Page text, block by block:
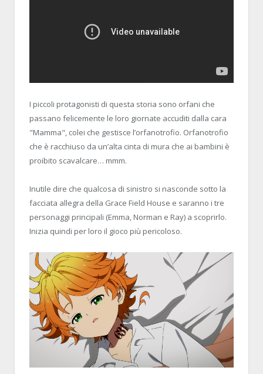
I piccoli protagonisti di questa storia sono orfani che
passano felicemente le loro giornate accuditi dalla cara
"Mamma", colei che gestisce l’orfanotrofio. Orfanotrofio
che è racchiuso da un’alta cinta di mura che ai bambini è
proibito scavalcare… mmm.
Inutile dire che qualcosa di sinistro si nasconde sotto la
facciata allegra della Grace Field House e saranno i tre
personaggi principali (Emma, Norman e Ray) a scoprirlo.
Inizia quindi per loro il gioco più pericoloso.